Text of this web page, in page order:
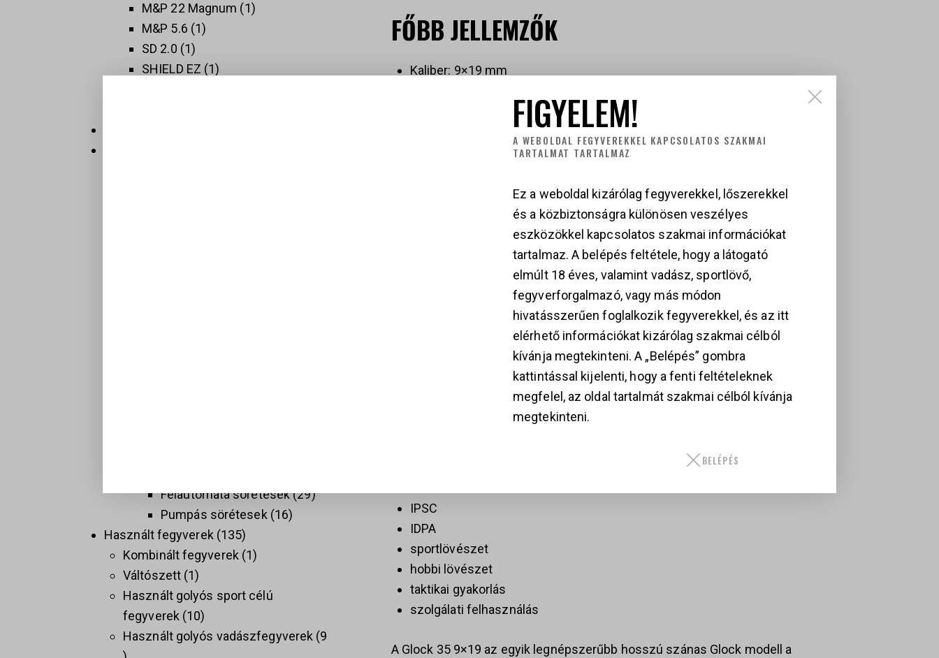
FŐBB JELLEMZŐK
Kaliber: 9×19 mm
Hosszú szán és cső
Glock Safe Action rendszer
Alacsony visszarúgás
MOS optikai előkészítés (modellfüggő)
Gen5 ergonomikus kialakítás
gyors ismételt lövések
megbízható működés
könnyű és strapabíró kialakítás
ideális sportlövészethez
egyszerű karbantartás
IPSC
IDPA
sportlövészet
hobbi lövészet
taktikai gyakorlás
szolgálati felhasználás
A Glock 35 9×19 az egyik legnépszerűbb hosszú szánas Glock modell a
M&P 22 Magnum
1
M&P 5.6 1
SD 2.0 1
SHIELD EZ 1
Félautomata sörétesek 29
Pumpás sörétesek 16
Használt fegyverek 135
Kombinált fegyverek 1
Váltószett 1
Használt golyós sport célú
fegyverek 10
Használt golyós vadászfegyverek 9
FIGYELEM!
A WEBOLDAL FEGYVEREKKEL KAPCSOLATOS SZAKMAI
TARTALMAT TARTALMAZ
Ez a weboldal kizárólag fegyverekkel, lőszerekkel
és a közbiztonságra különösen veszélyes
eszközökkel kapcsolatos szakmai információkat
tartalmaz. A belépés feltétele, hogy a látogató
elmúlt 18 éves, valamint vadász, sportlövő,
fegyverforgalmazó, vagy más módon
hivatásszerűen foglalkozik fegyverekkel, és az itt
elérhető információkat kizárólag szakmai célból
kívánja megtekinteni. A „Belépés” gombra
kattintással kijelenti, hogy a fenti feltételeknek
megfelel, az oldal tartalmát szakmai célból kívánja
megtekinteni.
BELÉPÉS